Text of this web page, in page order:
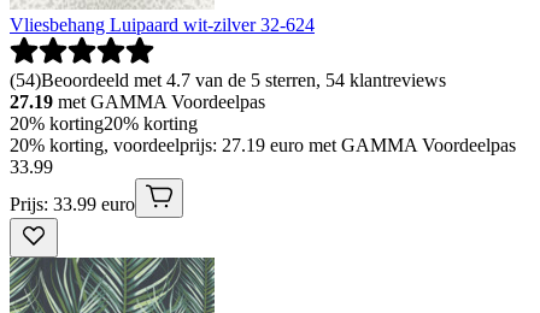
Vliesbehang Luipaard wit-zilver 32-624
(54)Beoordeeld met 4.7 van de 5 sterren, 54 klantreviews
27.19 met GAMMA Voordeelpas
20% korting20% korting
20% korting, voordeelprijs: 27.19 euro met GAMMA Voordeelpas
33.99
Prijs: 33.99 euro